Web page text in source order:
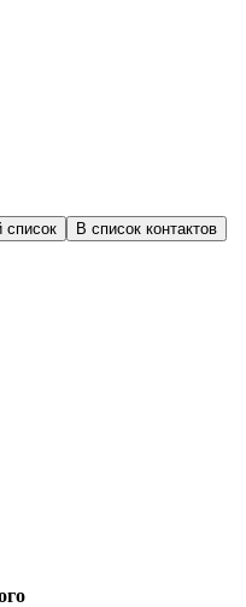
список В список контактов